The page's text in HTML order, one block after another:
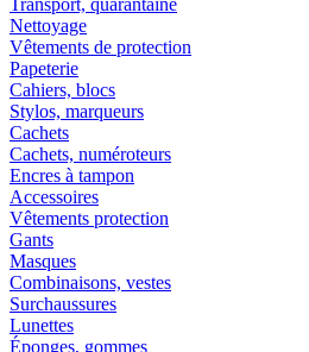
Nettoyage
Vêtements de protection
Papeterie
Cahiers, blocs
Stylos, marqueurs
Cachets
Cachets, numéroteurs
Encres à tampon
Accessoires
Vêtements protection
Gants
Masques
Combinaisons, vestes
Surchaussures
Lunettes
Éponges, gommes